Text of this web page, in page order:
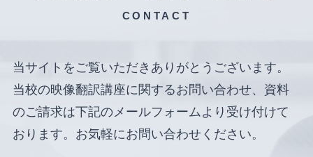
CONTACT
当サイトをご覧いただきありがとうございます。
当校の映像翻訳講座に関するお問い合わせ、資料
のご請求は下記のメールフォームより受け付けて
おります。お気軽にお問い合わせください。